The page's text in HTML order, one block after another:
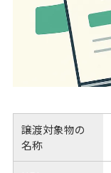
譲渡対象物の
名称